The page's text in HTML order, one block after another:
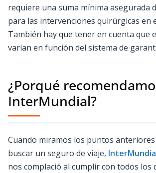
requiere una suma mínima asegurada
para las intervenciones quirúrgicas en
También hay que tener en cuenta que
varían en función del sistema de
¿Porqué
InterMundial?
Cuando miramos los puntos
buscar un seguro de viaje,
nos complació al cumplir con todos los